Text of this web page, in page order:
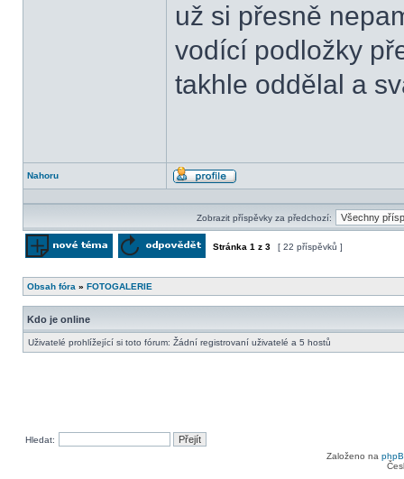
už si přesně
vodící podložky
takhle oddělal a
Nahoru
Profil
Zobrazit příspěvky za předchozí:
Stránka 1 z 3 [ 22 příspěvků ]
Obsah fóra » FOTOGALERIE
Kdo je online
Uživatelé prohlížející si toto fórum: Žádní registrovaní uživatelé a 5 hostů
Hledat:
Založeno na